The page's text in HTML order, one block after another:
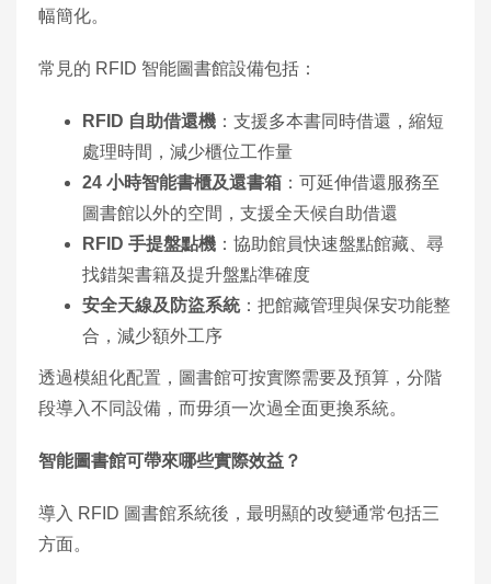
幅簡化。
常見的 RFID 智能圖書館設備包括：
RFID 自助借還機 ：支援多本書同時借還，縮短
處理時間，減少櫃位工作量
24 小時智能書櫃及還書箱 ：可延伸借還服務至
圖書館以外的空間，支援全天候自助借還
RFID 手提盤點機 ：協助館員快速盤點館藏、尋
找錯架書籍及提升盤點準確度
安全天線及防盜系統：把館藏管理與保安功能整
合，減少額外工序
透過模組化配置，圖書館可按實際需要及預算，分階
段導入不同設備，而毋須一次過全面更換系統。
智能圖書館可帶來哪些實際效益？
導入 RFID 圖書館系統後，最明顯的改變通常包括三
方面。